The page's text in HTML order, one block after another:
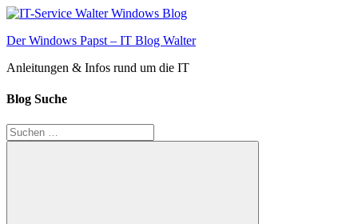
Zum
springen
Der Windows Papst – IT Blog Walter
Anleitungen & Infos rund um die IT
Blog Suche
Suchen
nach: